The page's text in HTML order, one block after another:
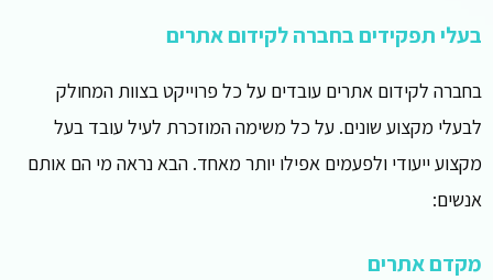
בעלי תפקידים בחברה לקידום אתרים
בחברה לקידום אתרים עובדים על כל פרוייקט בצוות המחולק
לבעלי מקצוע שונים. על כל משימה המוזכרת לעיל עובד בעל
מקצוע ייעודי ולפעמים אפילו יותר מאחד. הבא נראה מי הם אותם
אנשים:
מקדם אתרים